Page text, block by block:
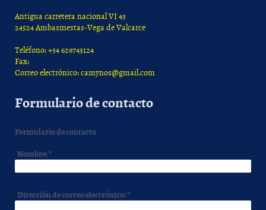
Antigua carretera nacional VI 43
24524 Ambasmestas-Vega de Valcarce
Teléfono: +34 629743124
Fax:
Correo electrónico: camynos@gmail.com
Formulario de contacto
Formulario de contacto
Nombre:*
Dirección de correo electrónico:*